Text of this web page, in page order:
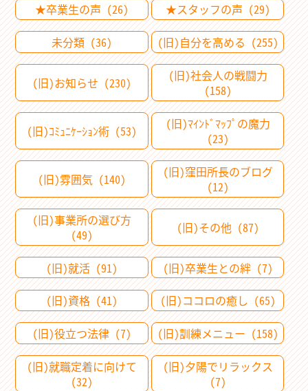
★卒業生の声 (26)
★スタッフの声 (29)
未分類 (36)
(旧)自分を高める (255)
(旧)お知らせ (230)
(旧)社会人の戦闘力
(158)
(旧)ｺﾐｭﾆｹｰｼｮﾝ術 (53)
(旧)ﾏｲﾝﾄﾞﾏｯﾌﾟの魔力
(23)
(旧)雰囲気 (140)
(旧)窪田所長のブログ
(12)
(旧)事業所の選び方
(49)
(旧)その他 (87)
(旧)就活 (91)
(旧)卒業生との絆 (7)
(旧)資格 (41)
(旧)ココロの癒し (65)
(旧)役立つ法律 (7)
(旧)訓練メニュー (158)
(旧)就職定着に向けて
(32)
(旧)夕陽でリラックス
(7)